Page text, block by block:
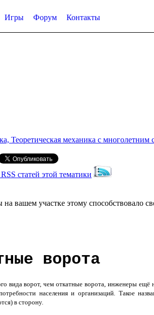
Игры Форум Контакты
механика с многолетним
статей этой тематики
вашем участке этому способствовало
ворота
вида ворот, чем откатные ворота, инженеры ещё
населения и организаций. Такое
в сторону.